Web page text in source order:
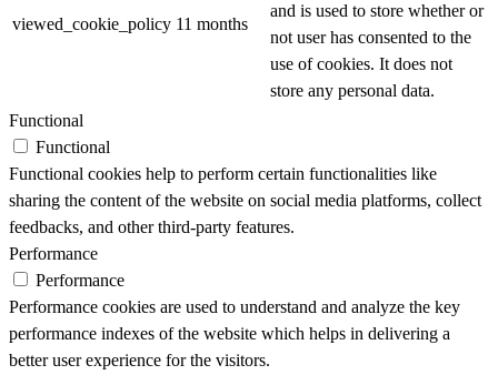
viewed_cookie_policy 11 months
and is used to store whether or
not user has consented to the
use of cookies. It does not
store any personal data.
Functional
Functional
Functional cookies help to perform certain functionalities like
sharing the content of the website on social media platforms, collect
feedbacks, and other third-party features.
Performance
Performance
Performance cookies are used to understand and analyze the key
performance indexes of the website which helps in delivering a
better user experience for the visitors.